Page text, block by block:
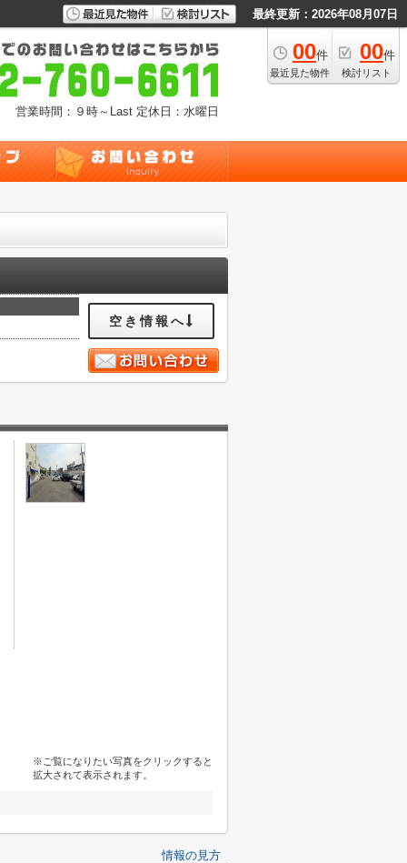
最終更新：2026年08月07日
00件
最近見た物件
00件
検討リスト
営業時間：９時～Last 定休日：水曜日
空き情報へ
※ご覧になりたい写真をクリックすると
拡大されて表示されます。
情報の見方